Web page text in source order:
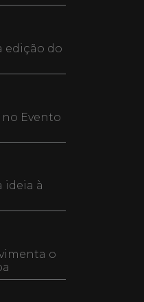
edição do
Evento
ideia à
o